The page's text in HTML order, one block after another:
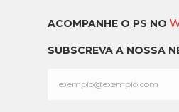
ACOMPANHE O PS NO
SUBSCREVA A NOSSA